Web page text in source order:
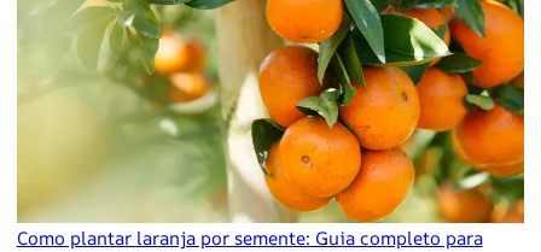
Como plantar laranja por semente: Guia completo para